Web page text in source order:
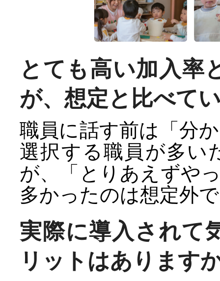
とても高い加入率
が、想定と比べて
職員に話す前は「分
選択する職員が多い
が、「とりあえずや
多かったのは想定外
実際に導入されて
リットはあります